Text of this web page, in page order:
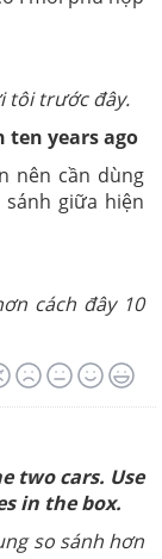
tôi trước đây.
years ago
nên cần dùng
giữa hiện
cách đây 10
two cars. Use
in the box.
so sánh hơn